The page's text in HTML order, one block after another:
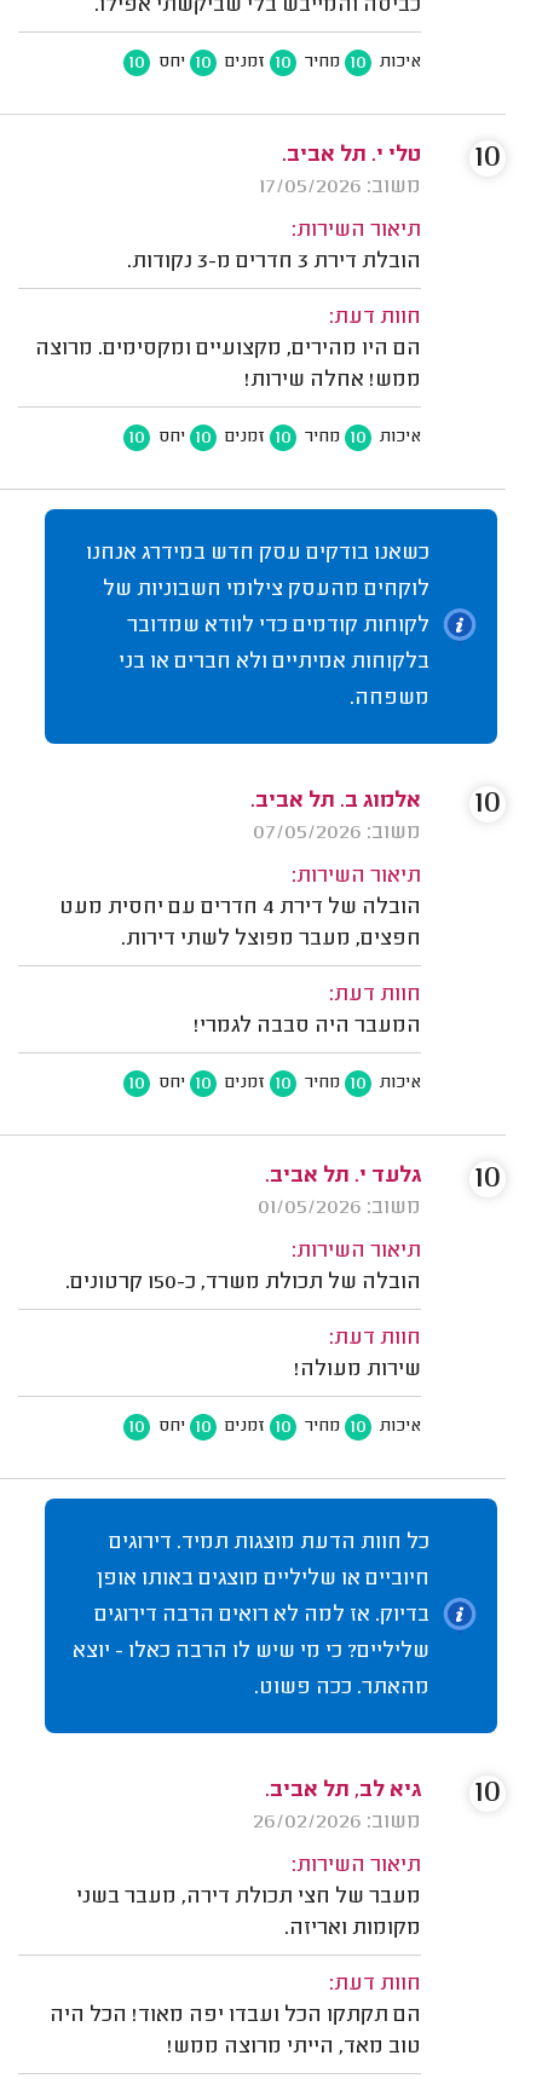
כביסה והמייבש בלי שביקשתי אפילו.
איכות 10 מחיר 10 זמנים 10 יחס 10
טלי י. תל אביב.
משוב: 17/05/2026
תיאור השירות:
הובלת דירת 3 חדרים מ-3 נקודות.
חוות דעת:
הם היו מהירים, מקצועיים ומקסימים. מרוצה
ממש! אחלה שירות!
איכות 10 מחיר 10 זמנים 10 יחס 10
10
כשאנו בודקים עסק חדש במידרג אנחנו
לוקחים מהעסק צילומי חשבוניות של
לקוחות קודמים כדי לוודא שמדובר
בלקוחות אמיתיים ולא חברים או בני
משפחה.
אלמוג ב. תל אביב.
משוב: 07/05/2026
תיאור השירות:
הובלה של דירת 4 חדרים עם יחסית מעט
חפצים, מעבר מפוצל לשתי דירות.
חוות דעת:
המעבר היה סבבה לגמרי!
איכות 10 מחיר 10 זמנים 10 יחס 10
10
גלעד י. תל אביב.
משוב: 01/05/2026
תיאור השירות:
הובלה של תכולת משרד, כ-150 קרטונים.
חוות דעת:
שירות מעולה!
איכות 10 מחיר 10 זמנים 10 יחס 10
10
כל חוות הדעת מוצגות תמיד. דירוגים
חיוביים או שליליים מוצגים באותו אופן
בדיוק. אז למה לא רואים הרבה דירוגים
שליליים? כי מי שיש לו הרבה כאלו - יוצא
מהאתר. ככה פשוט.
גיא לב, תל אביב.
משוב: 26/02/2026
תיאור השירות:
מעבר של חצי תכולת דירה, מעבר בשני
מקומות ואריזה.
חוות דעת:
הם תקתקו הכל ועבדו יפה מאוד! הכל היה
טוב מאד, הייתי מרוצה ממש!
10